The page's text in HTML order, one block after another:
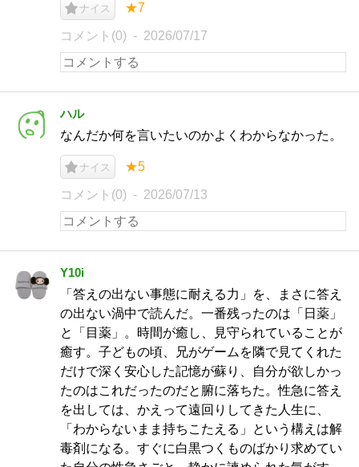
ナイス ★7
コメント(0) 2026/07/17
ハル
なんだか何を言いたいのかよくわからなかった。
ナイス ★5
コメント(0) 2026/07/13
Y10i
「答えの出ない事態に耐える力」を、まさに答え
の出ない渦中で読んだ。一番残ったのは「日薬」
と「目薬」。時間が癒し、見守られていることが
癒す。子どもの頃、兄がゲームを隣で見てくれた
だけで深く安心した記憶が蘇り、自分が欲しかっ
たのはこれだったのだと腑に落ちた。性急に答え
を出しては、かえって遠回りしてきた人生に、
「わからないまま持ちこたえる」という構えは解
毒剤になる。すぐに白黒つくものばかり求めてい